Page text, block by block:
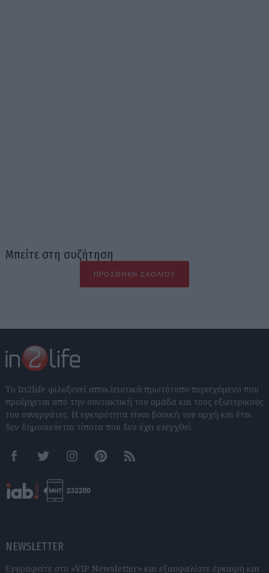
Μπείτε στη συζήτηση
ΠΡΟΣΘΉΚΗ ΣΧΟΛΊΟΥ
Το In2life φιλοξενεί αποκλειστικά πρωτότυπο περιεχόμενο που
προέρχεται από την συντακτική του ομάδα και τους εξωτερικούς
του συνεργάτες. Η εγκυρότητα είναι βασική του αρχή και έτσι
δεν δημοσιεύεται τίποτα που δεν έχει ελεγχθεί.
FacebookTwitter InstagramPinterestRSS feeds
NEWSLETTER
Εγγραφείτε στο «VIP Newsletter» και εξασφαλίστε έγκαιρη και